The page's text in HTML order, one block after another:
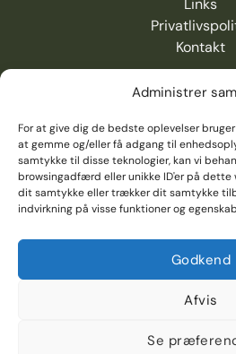
Administrer
For at give dig de bedste oplevelser
at gemme og/eller få adgang til
samtykke til disse teknologier, kan vi
browsingadfærd eller unikke ID'er på dette
dit samtykke eller trækker dit samtykke
indvirkning på visse funktioner og
Godkend
Afvis
Se
Links
Kontakt
Copyright 2026 ©